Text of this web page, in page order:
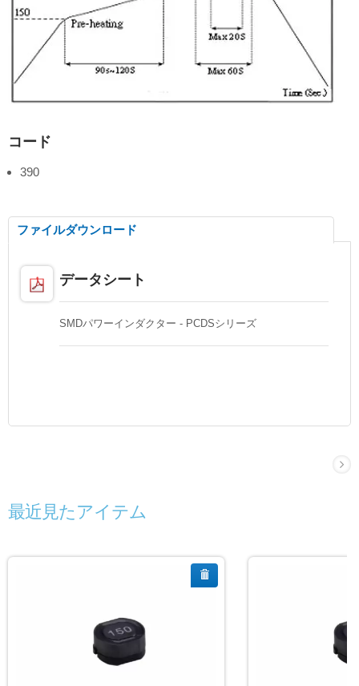
コード
390
ファイルダウンロード
データシート
SMDパワーインダクター - PCDSシリーズ
最近見たアイテム